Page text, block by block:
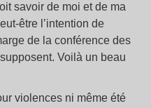
savoir de moi et de ma
être l’intention de
de la conférence des
Voilà un beau
violences ni même été